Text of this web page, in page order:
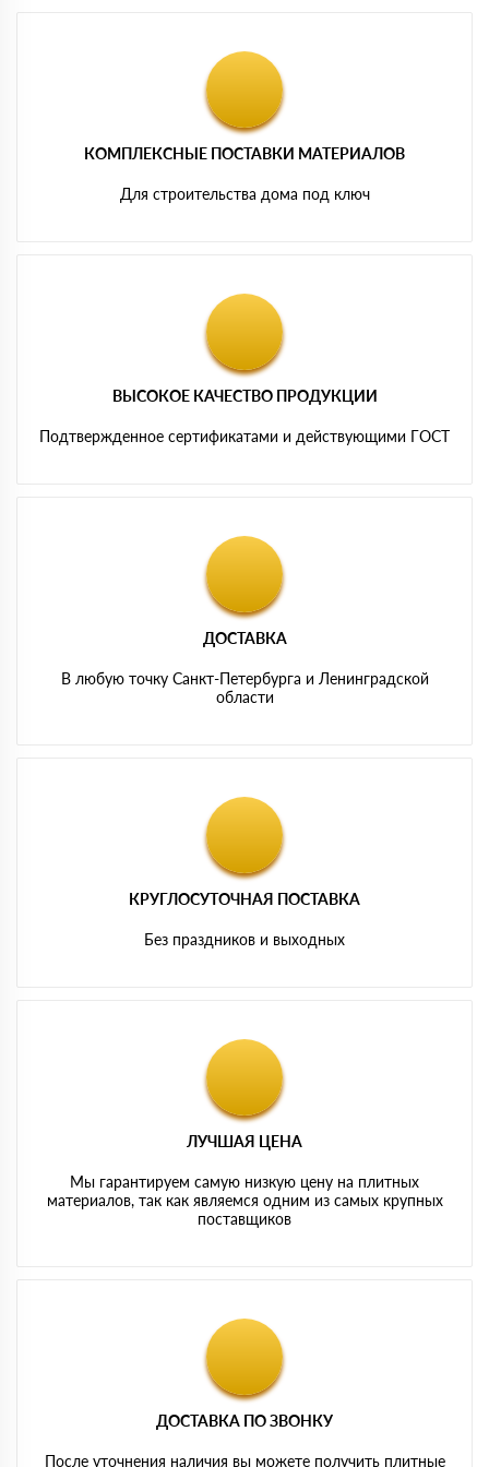
КОМПЛЕКСНЫЕ ПОСТАВКИ МАТЕРИАЛОВ
Для строительства дома под ключ
ВЫСОКОЕ КАЧЕСТВО ПРОДУКЦИИ
Подтвержденное сертификатами и действующими ГОСТ
ДОСТАВКА
В любую точку Санкт-Петербурга и Ленинградской
области
КРУГЛОСУТОЧНАЯ ПОСТАВКА
Без праздников и выходных
ЛУЧШАЯ ЦЕНА
Мы гарантируем самую низкую цену на плитных
материалов, так как являемся одним из самых крупных
поставщиков
ДОСТАВКА ПО ЗВОНКУ
После уточнения наличия вы можете получить плитные